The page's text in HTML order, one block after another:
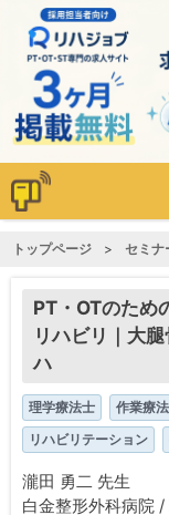
トップページ セミナ
PT・OTのため
リハビリ｜大
ハ
理学療法士 作業療
リハビリテーション
瀧田 勇二 先生
白金整形外科病院